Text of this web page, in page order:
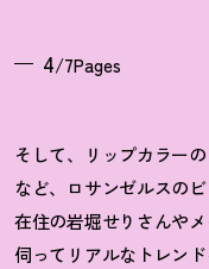
4/7Pages
そして、リップカラー
など、ロサンゼルスの
在住の岩堀せりさんや
伺ってリアルなトレン